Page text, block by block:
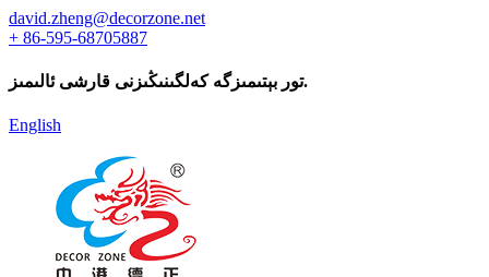
david.zheng@decorzone.net
+ 86-595-68705887
تور بېتىمىزگە كەلگىنىڭىزنى قارشى ئالىمىز.
English